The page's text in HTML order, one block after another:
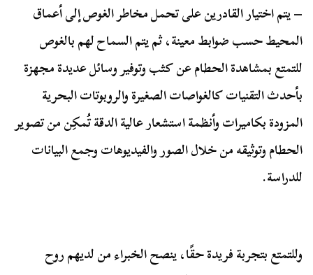
– يتم اختيار القادرين على تحمل مخاطر الغوص إلى أعماق
المحيط حسب ضوابط معينة، ثم يتم السماح لهم بالغوص
للتمتع بمشاهدة الحطام عن كثب وتوفير وسائل عديدة مجهزة
بأحدث التقنيات كالغواصات الصغيرة والروبوتات البحرية
المزودة بكاميرات وأنظمة استشعار عالية الدقة تُمكِن من تصوير
الحطام وتوثيقه من خلال الصور والفيديوهات وجمع البيانات
للدراسة.
وللتمتع بتجربة فريدة حقًا، ينصح الخبراء من لديهم روح